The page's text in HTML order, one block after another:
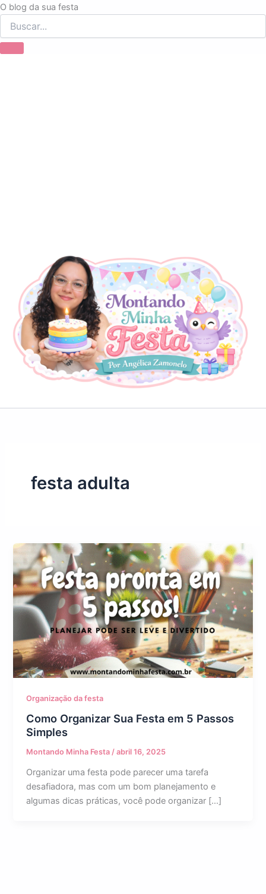
O blog da sua festa
Ir
para
o
festa adulta
Organização da festa
Como Organizar Sua Festa em 5 Passos
Simples
Montando Minha Festa/abril 16, 2025
Organizar uma festa pode parecer uma tarefa
desafiadora, mas com um bom planejamento e
algumas dicas práticas, você pode organizar […]